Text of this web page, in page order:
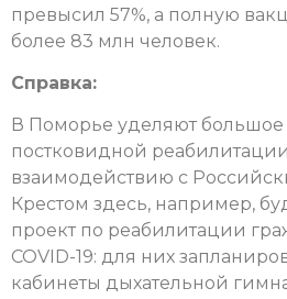
превысил 57%, а полную
более 83 млн человек.
Справка:
В Поморье уделяют
постковидной
взаимодействию с
Крестом здесь, например,
проект по реабилитации
COVID-19: для них
кабинеты дыхательной